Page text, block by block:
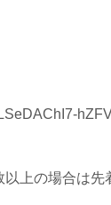
上の場合は先